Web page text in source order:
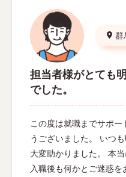
群
担当者様がとても
でした。
この度は就職までサポー
うございました。 いつ
大変助かりました。 本
入職後も何かとご迷惑